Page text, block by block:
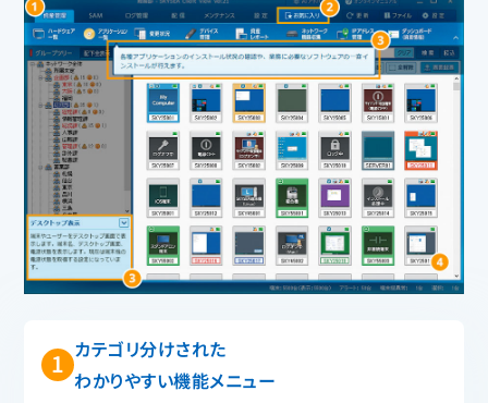
カテゴリ分けされた
わかりやすい機能メニュー